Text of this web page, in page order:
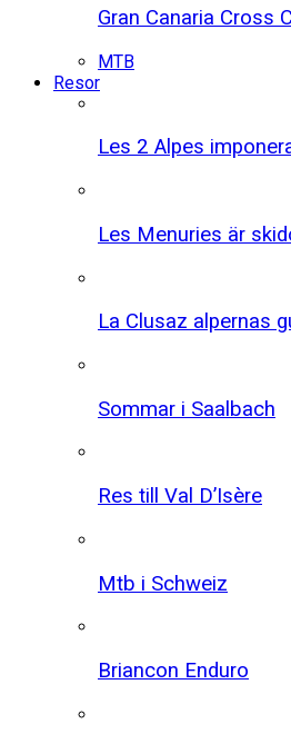
Gran Canaria Cross
MTB
Resor
Les 2 Alpes
Les Menuries är
La Clusaz alpernas
Sommar i Saalbach
Res till Val D’Isère
Mtb i Schweiz
Briancon Enduro